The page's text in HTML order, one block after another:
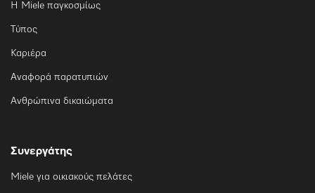
Η Miele παγκοσμίως
Τύπος
Καριέρα
Αναφορά παρατυπιών
Ανθρώπινα δικαιώματα
Συνεργάτης
Miele για οικιακούς πελάτες